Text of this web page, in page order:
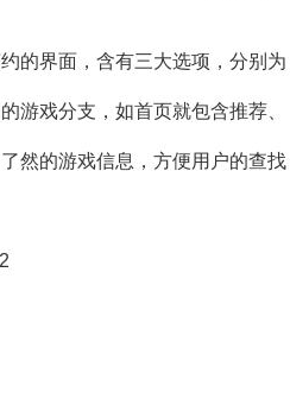
的界面，含有三大选项，分别为
游戏分支，如首页就包含推荐、
然的游戏信息，方便用户的查找